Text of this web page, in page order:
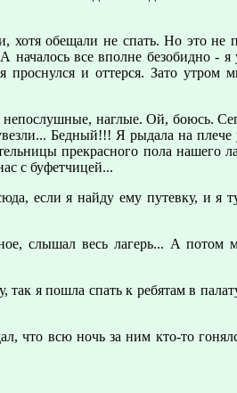
хотя обещали не спать. Но это не
все вполне безобидно - я
и оттерся. Зато утром
непослушные, наглые. Ой, боюсь.
Бедный!!! Я рыдала на плече
прекрасного пола нашего
с буфетчицей...
если я найду ему путевку, и я
слышал весь лагерь... А
я пошла спать к ребятам в
что всю ночь за ним кто-то